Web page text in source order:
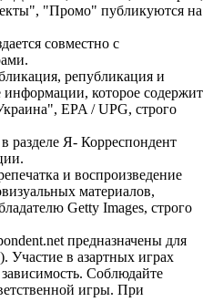
"Промо" публикуются на
совместно с
републикация и
информации, которое содержит
EPA / UPG, строго
разделе Я- Корреспондент
и воспроизведение
материалов,
Getty Images, строго
предназначены для
Участие в азартных играх
Соблюдайте
игры. При